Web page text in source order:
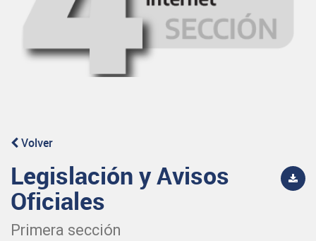
Volver
Legislación y Avisos
Oficiales
Primera sección